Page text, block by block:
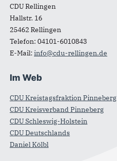
CDU Rellingen
Hallstr. 16
25462Rellingen
Telefon: 04101-6010843
E-Mail: info@cdu-rellingen.de
Im Web
CDU Kreistagsfraktion Pinneberg
CDU Kreisverband Pinneberg
CDU Schleswig-Holstein
CDU Deutschlands
Daniel Kölbl